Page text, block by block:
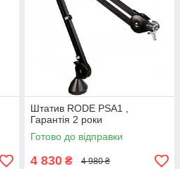
Штатив RODE PSA1 ,
Гарантія 2 роки
Готово до відправки
4 830 ₴ 4 980 ₴